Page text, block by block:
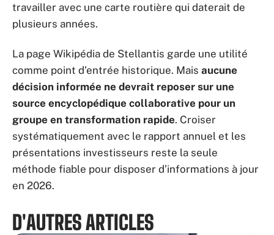
travailler avec une carte routière qui daterait de
plusieurs années.
La page Wikipédia de Stellantis garde une utilité
comme point d’entrée historique. Mais aucune
décision informée ne devrait reposer sur une
source encyclopédique collaborative pour un
groupe en transformation rapide. Croiser
systématiquement avec le rapport annuel et les
présentations investisseurs reste la seule
méthode fiable pour disposer d’informations à jour
en 2026.
D'AUTRES ARTICLES